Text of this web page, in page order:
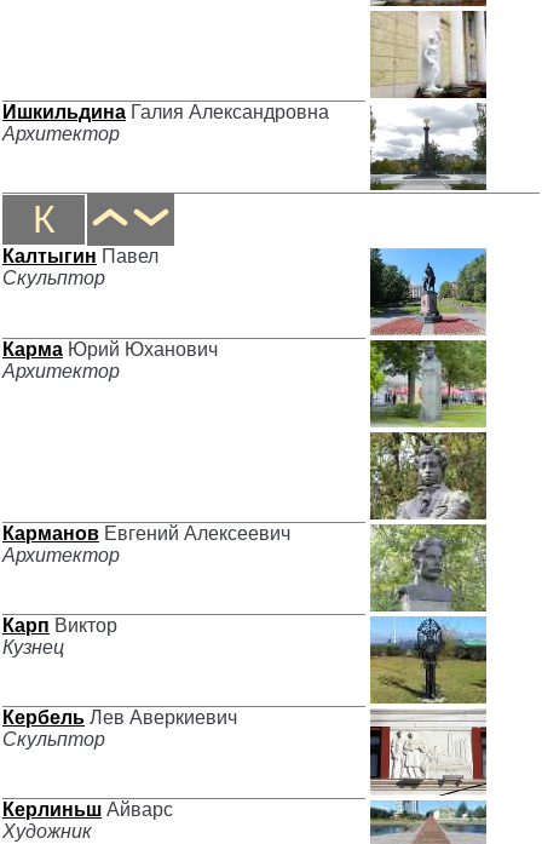
Ишкильдина Галия Александровна
Архитектор
К
Калтыгин Павел
Скульптор
Карма Юрий Юханович
Архитектор
Карманов Евгений Алексеевич
Архитектор
Карп Виктор
Кузнец
Кербель Лев Аверкиевич
Скульптор
Керлиньш Айварс
Художник